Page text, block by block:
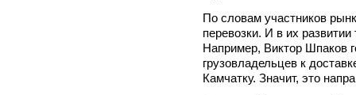
По словам участников
перевозки. И в их
Например, Виктор Шпаков
грузовладельцев к
Камчатку. Значит, это